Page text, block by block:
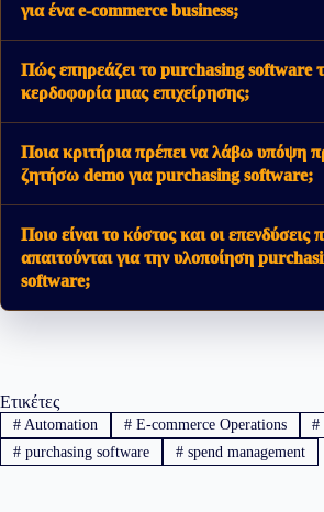
για ένα e-commerce business;
Πώς επηρεάζει το purchasing software
κερδοφορία μιας επιχείρησης;
Ποια κριτήρια πρέπει να λάβω υπόψη
ζητήσω demo για purchasing software;
Ποιο είναι το κόστος και οι επενδύσεις
απαιτούνται για την υλοποίηση
software;
Ετικέτες
#Automation #E-commerce Operations #
#purchasing software #spend management